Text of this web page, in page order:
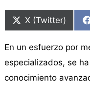
en
X (Twitter)
En un esfuerzo por
especializados, se
conocimiento
en